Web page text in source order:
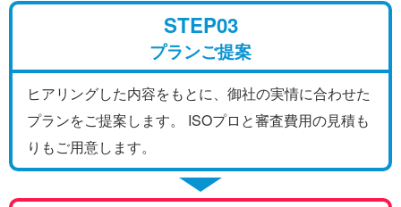
STEP03
プランご提案
ヒアリングした内容をもとに、御社の実情に合わせた
プランをご提案します。 ISOプロと審査費用の見積も
りもご用意します。